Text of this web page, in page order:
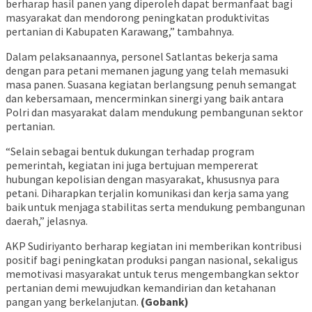
berharap hasil panen yang diperoleh dapat bermanfaat bagi
masyarakat dan mendorong peningkatan produktivitas
pertanian di Kabupaten Karawang,” tambahnya.
Dalam pelaksanaannya, personel Satlantas bekerja sama
dengan para petani memanen jagung yang telah memasuki
masa panen. Suasana kegiatan berlangsung penuh semangat
dan kebersamaan, mencerminkan sinergi yang baik antara
Polri dan masyarakat dalam mendukung pembangunan sektor
pertanian.
“Selain sebagai bentuk dukungan terhadap program
pemerintah, kegiatan ini juga bertujuan mempererat
hubungan kepolisian dengan masyarakat, khususnya para
petani. Diharapkan terjalin komunikasi dan kerja sama yang
baik untuk menjaga stabilitas serta mendukung pembangunan
daerah,” jelasnya.
AKP Sudiriyanto berharap kegiatan ini memberikan kontribusi
positif bagi peningkatan produksi pangan nasional, sekaligus
memotivasi masyarakat untuk terus mengembangkan sektor
pertanian demi mewujudkan kemandirian dan ketahanan
pangan yang berkelanjutan. (Gobank)